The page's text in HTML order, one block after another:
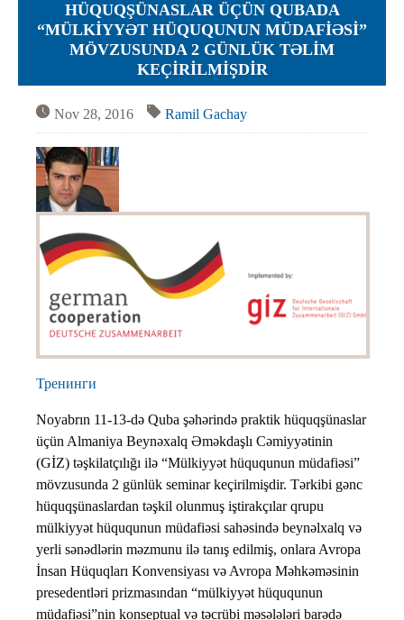
Инструкции
Представление
HÜQUQŞÜNASLAR ÜÇÜN QUBADA
“MÜLKİYYƏT HÜQUQUNUN MÜDAFİƏSİ”
MÖVZUSUNDA 2 GÜNLÜK TƏLİM
KEÇİRİLMİŞDİR
Nov 28, 2016 Ramil Gachay
Тренинги
Noyabrın 11-13-də Quba şəhərində praktik hüquqşünaslar
üçün Almaniya Beynəxalq Əməkdaşlı Cəmiyyətinin
(GİZ) təşkilatçılığı ilə “Mülkiyyət hüququnun müdafiəsi”
mövzusunda 2 günlük seminar keçirilmişdir. Tərkibi gənc
hüquqşünaslardan təşkil olunmuş iştirakçılar qrupu
mülkiyyət hüququnun müdafiəsi sahəsində beynəlxalq və
yerli sənədlərin məzmunu ilə tanış edilmiş, onlara Avropa
İnsan Hüquqları Konvensiyası və Avropa Məhkəməsinin
presedentləri prizmasından “mülkiyyət hüququnun
müdafiəsi”nin konseptual və təcrübi məsələləri barədə